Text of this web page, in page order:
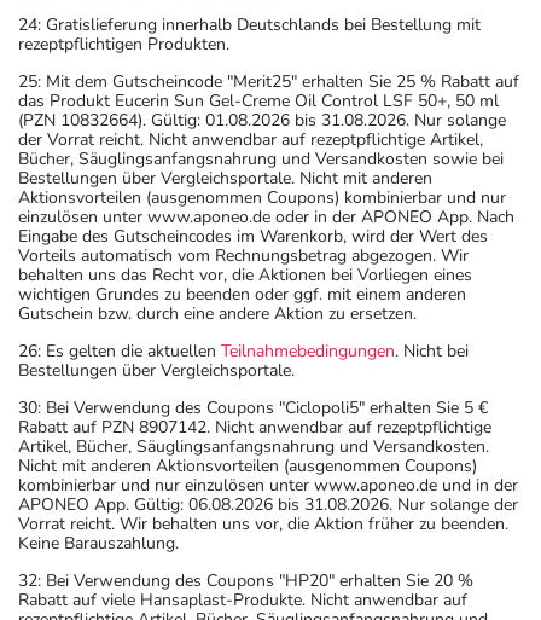
24: Gratislieferung innerhalb Deutschlands bei Bestellung mit
rezeptpflichtigen Produkten.
25: Mit dem Gutscheincode "Merit25" erhalten Sie 25 % Rabatt auf
das Produkt Eucerin Sun Gel-Creme Oil Control LSF 50+, 50 ml
(PZN 10832664). Gültig: 01.08.2026 bis 31.08.2026. Nur solange
der Vorrat reicht. Nicht anwendbar auf rezeptpflichtige Artikel,
Bücher, Säuglingsanfangsnahrung und Versandkosten sowie bei
Bestellungen über Vergleichsportale. Nicht mit anderen
Aktionsvorteilen (ausgenommen Coupons) kombinierbar und nur
einzulösen unter www.aponeo.de oder in der APONEO App. Nach
Eingabe des Gutscheincodes im Warenkorb, wird der Wert des
Vorteils automatisch vom Rechnungsbetrag abgezogen. Wir
behalten uns das Recht vor, die Aktionen bei Vorliegen eines
wichtigen Grundes zu beenden oder ggf. mit einem anderen
Gutschein bzw. durch eine andere Aktion zu ersetzen.
26: Es gelten die aktuellen Teilnahmebedingungen. Nicht bei
Bestellungen über Vergleichsportale.
30: Bei Verwendung des Coupons "Ciclopoli5" erhalten Sie 5 €
Rabatt auf PZN 8907142. Nicht anwendbar auf rezeptpflichtige
Artikel, Bücher, Säuglingsanfangsnahrung und Versandkosten.
Nicht mit anderen Aktionsvorteilen (ausgenommen Coupons)
kombinierbar und nur einzulösen unter www.aponeo.de und in der
APONEO App. Gültig: 06.08.2026 bis 31.08.2026. Nur solange der
Vorrat reicht. Wir behalten uns vor, die Aktion früher zu beenden.
Keine Barauszahlung.
32: Bei Verwendung des Coupons "HP20" erhalten Sie 20 %
Rabatt auf viele Hansaplast-Produkte. Nicht anwendbar auf